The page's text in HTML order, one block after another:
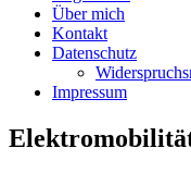
Über mich
Kontakt
Datenschutz
Impressum